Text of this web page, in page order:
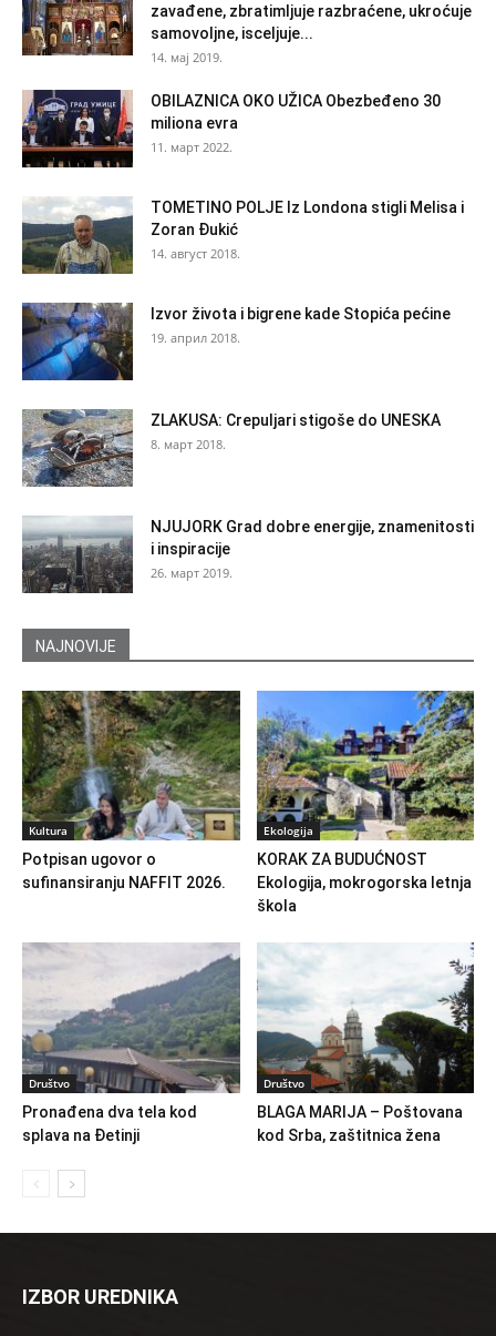
zavađene, zbratimljuje razbraćene, ukroćuje
samovoljne, isceljuje...
14. мај 2019.
OBILAZNICA OKO UŽICA Obezbeđeno 30
miliona evra
11. март 2022.
TOMETINO POLJE Iz Londona stigli Melisa i
Zoran Đukić
14. август 2018.
Izvor života i bigrene kade Stopića pećine
19. април 2018.
ZLAKUSA: Crepuljari stigoše do UNESKA
8. март 2018.
NJUJORK Grad dobre energije, znamenitosti
i inspiracije
26. март 2019.
NAJNOVIJE
Kultura
Potpisan ugovor o
sufinansiranju NAFFIT 2026.
Ekologija
KORAK ZA BUDUĆNOST
Ekologija, mokrogorska letnja
škola
Društvo
Pronađena dva tela kod
splava na Đetinji
Društvo
BLAGA MARIJA – Poštovana
kod Srba, zaštitnica žena
IZBOR UREDNIKA